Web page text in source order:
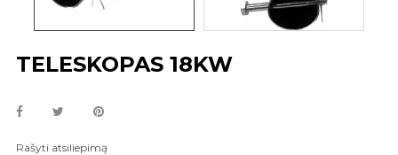
TELESKOPAS 18KW
Rašyti atsiliepimą